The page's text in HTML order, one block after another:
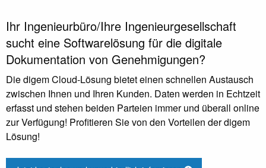
Ihr Ingenieurbüro/Ihre Ingenieurgesellschaft
sucht eine Softwarelösung für die digitale
Dokumentation von Genehmigungen?
Die digem Cloud-Lösung bietet einen schnellen Austausch
zwischen Ihnen und Ihren Kunden. Daten werden in Echtzeit
erfasst und stehen beiden Parteien immer und überall online
zur Verfügung! Profitieren Sie von den Vorteilen der digem
Lösung!